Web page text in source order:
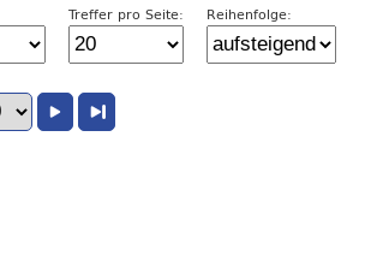
Treffer pro Seite: Reihenfolge: